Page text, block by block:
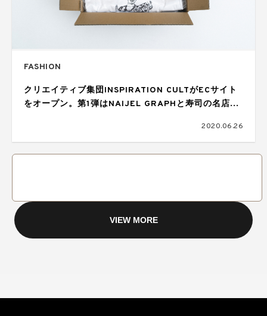
FASHION
クリエイティブ集団INSPIRATION CULTがECサイト
をオープン。第1弾はNAIJEL GRAPHと寿司の名店に
2020.06.26
VIEW MORE